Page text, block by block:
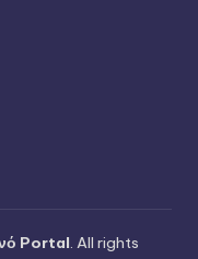
Portal. All rights